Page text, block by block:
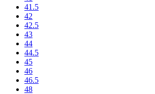
41.5
42
42.5
43
44
44.5
45
46
46.5
48